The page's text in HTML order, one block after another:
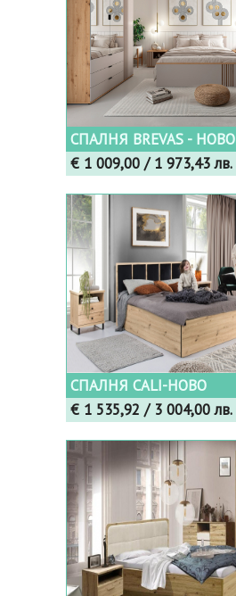
СПАЛНЯ BREVAS - НОВО
€ 1 009,00 / 1 973,43 лв.
СПАЛНЯ CALI-НОВО
€ 1 535,92 / 3 004,00 лв.